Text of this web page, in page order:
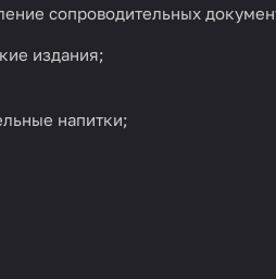
сопроводительных
издания;
напитки;